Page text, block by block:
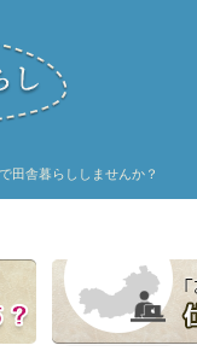
田舎暮らししませんか？